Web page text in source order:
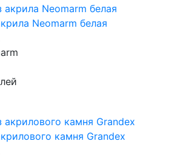
Neomarm белая
камня Grandex